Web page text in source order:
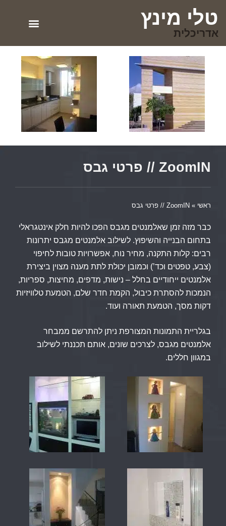
טלי מינץ
אדריכלית
ZoomIN // פרטי גבס
ראשי » ZoomIN // פרטי גבס
כבר מזה זמן שאלמנטים מגבס הפכו להיות חלק אינטגראלי
בתחום הבנייה והשיפוץ. לשילוב אלמנטים מגבס יתרונות
רבים: קלות התקנה, מחיר נוח, אפשרויות טובות לחיפוי
(צבע, טפטים וכד’) וכמובן יכולת לתת מענה מצוין ביצירת
אלמנטים ייחודיים בחלל – נישות, מדפים, מחיצות, ספריות,
הנמכות להסתרת כיבול, הקמת חדר שלם, הטמעת טלוויזיות
דקות מסך, הטמעת תאורה ועוד.
בגלריית התמונות המצורפת ניתן להתרשם ממבחר
אלמנטים מגבס, לצרכים שונים, אותם תכננתי לשילוב
במגוון חללים.